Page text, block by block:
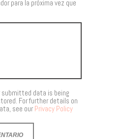
para la próxima vez que
submitted data is being
For further details on
see our Privacy Policy